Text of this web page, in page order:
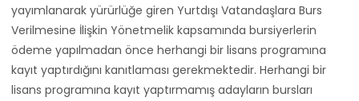
yayımlanarak yürürlüğe giren Yurtdışı Vatandaşlara Burs
Verilmesine İlişkin Yönetmelik kapsamında bursiyerlerin
ödeme yapılmadan önce herhangi bir lisans programına
kayıt yaptırdığını kanıtlaması gerekmektedir. Herhangi bir
lisans programına kayıt yaptırmamış adayların bursları